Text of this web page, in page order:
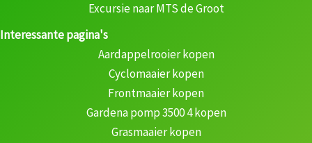
Excursie naar MTS de Groot
Interessante pagina's
Aardappelrooier kopen
Cyclomaaier kopen
Frontmaaier kopen
Gardena pomp 3500 4 kopen
Grasmaaier kopen